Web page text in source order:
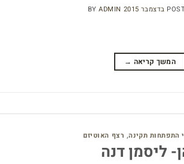
BYADMIN
המשך קריאה →
התפתחות תקינה, רצף האוטיזם
ליסמן דנה